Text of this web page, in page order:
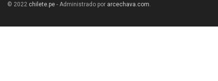
© 2022 chilete.pe - Administrado por arcechava.com